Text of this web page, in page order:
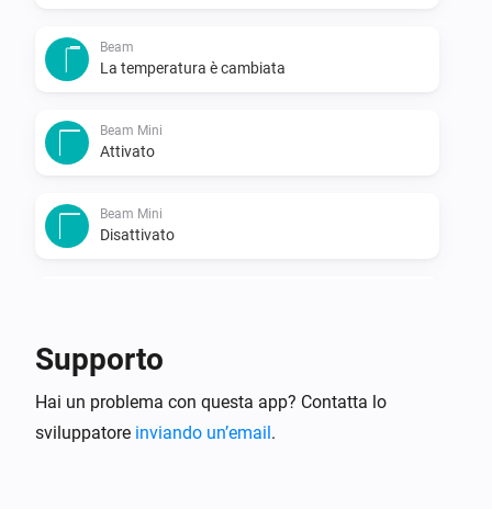
Beam
La temperatura è cambiata
Beam Mini
Attivato
Beam Mini
Disattivato
La temperatura è cambiata
Supporto
Hai un problema con questa app? Contatta lo
sviluppatore inviando un’email.